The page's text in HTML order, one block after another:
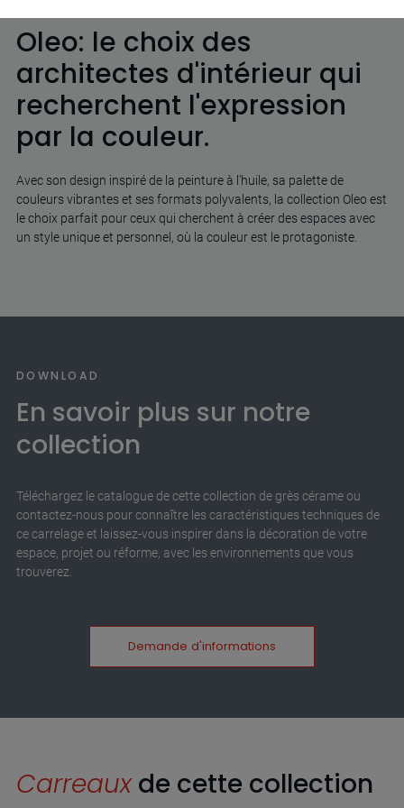
Oleo: le choix des
architectes d'intérieur qui
recherchent l'expression
par la couleur.
Avec son design inspiré de la peinture à l'huile, sa palette de
couleurs vibrantes et ses formats polyvalents, la collection Oleo est
le choix parfait pour ceux qui cherchent à créer des espaces avec
un style unique et personnel, où la couleur est le protagoniste.
DOWNLOAD
En savoir plus sur notre
collection
Téléchargez le catalogue de cette collection de grès cérame ou
contactez-nous pour connaître les caractéristiques techniques de
ce carrelage et laissez-vous inspirer dans la décoration de votre
espace, projet ou réforme, avec les environnements que vous
trouverez.
Demande d'informations
Carreauxde cette collection